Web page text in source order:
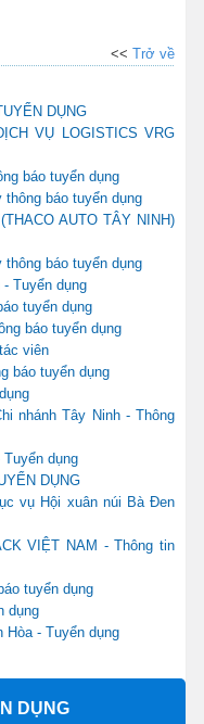
<< Trở về
DỤNG
VỤ LOGISTICS VRG
báo tuyển dụng
báo tuyển dụng
AUTO TÂY NINH)
báo tuyển dụng
Tuyển dụng
tuyển dụng
báo tuyển dụng
viên
báo tuyển dụng
nhánh Tây Ninh - Thông
dụng
DỤNG
vụ Hội xuân núi Bà Đen
VIỆT NAM - Thông tin
tuyển dụng
dụng
Hòa - Tuyển dụng
DỤNG